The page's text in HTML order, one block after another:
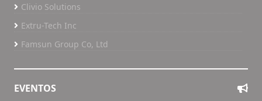
Clivio Solutions
Extru-Tech Inc
Famsun Group Co, Ltd
EVENTOS